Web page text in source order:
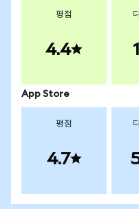
평점
4.4
App Store
평점
4.7